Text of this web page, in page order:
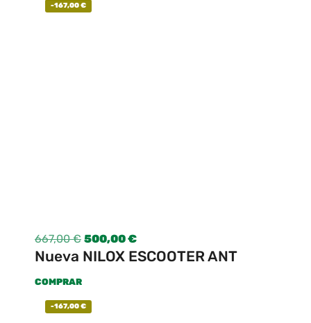
-167,00€
667,00€ 500,00€
Nueva NILOX ESCOOTER ANT
COMPRAR
-167,00€